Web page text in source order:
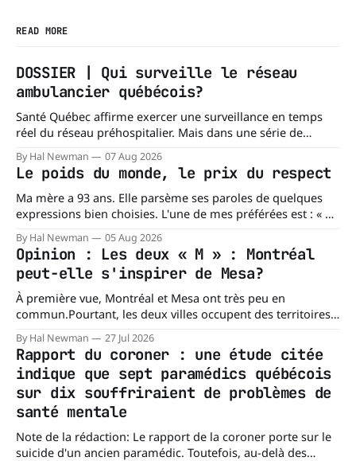
READ MORE
DOSSIER | Qui surveille le réseau
ambulancier québécois?
Santé Québec affirme exercer une surveillance en temps
réel du réseau préhospitalier. Mais dans une série de
l'organisation confirme ne pas tenir certains registres
provinciaux qui permettraient de mesurer des situations
pourtant fondamentales pour évaluer la capacité du réseau
à répondre à
By Hal Newman 07 Aug 2026
Le poids du monde, le prix du respect
Ma mère a 93 ans. Elle parsème ses paroles de quelques
expressions bien choisies. L'une de mes préférées est : « À
évoque la folie, les lubies, les absurdités de la vie. Chacun
porte les siennes. Elle en a d'
By Hal Newman 05 Aug 2026
Opinion : Les deux « M » : Montréal
peut-elle s'inspirer de Mesa?
À première vue, Montréal et Mesa ont très peu en
commun.Pourtant, les deux villes occupent des territoires
(138,7 milles carrés), alors que l'île de Montréal s'étend sur
près de 499 km². La différence n'est
By Hal Newman 27 Jul 2026
Rapport du coroner : une étude citée
indique que sept paramédics québécois
sur dix souffriraient de problèmes de
santé mentale
Note de la rédaction: Le rapport de la coroner porte sur le
suicide d'un ancien paramédic. Toutefois, au-delà des